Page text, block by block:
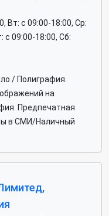
Вт: c 09:00-18:00, Ср:
c 09:00-18:00, Сб:
/ Полиграфия.
на
Предпечатная
в СМИ/Наличный